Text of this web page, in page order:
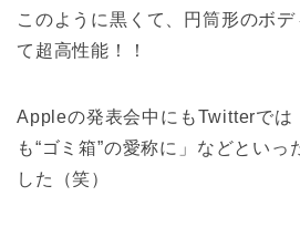
このように黒くて、円筒形のボ
て超高性能！！
Appleの発表会中にもTwitterでは
も“ゴミ箱”の愛称に」などといっ
した（笑）